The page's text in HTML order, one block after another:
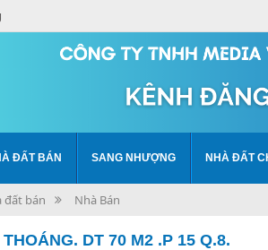
ĐẤT BÁN SANG NHƯỢNG NHÀ ĐẤT
đất bán Nhà Bán
DT 70 M2 .P 15 Q.8.